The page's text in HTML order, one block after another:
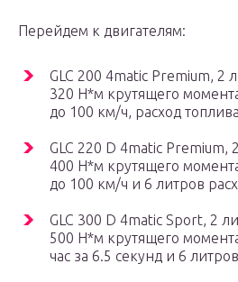
Перейдем к двигателям:
GLC 200 4matic Premium, 2
320 Н*м крутящего
до 100 км/ч, расход
GLC 220 D 4matic Premium,
400 Н*м крутящего
до 100 км/ч и 6 литров
GLC 300 D 4matic Sport, 2
500 Н*м крутящего
час за 6.5 секунд и 6